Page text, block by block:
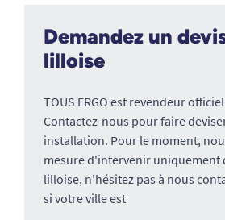
Demandez un
lilloise
TOUS ERGO est revendeur
Contactez-nous pour faire
installation. Pour le moment,
mesure d'intervenir uniquement
lilloise, n'hésitez pas à nous
si votre ville est